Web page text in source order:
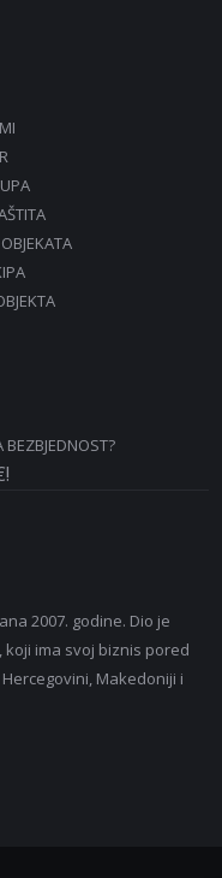
2007. godine. Dio je
koji ima svoj biznis pored
Makedoniji i